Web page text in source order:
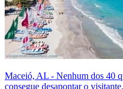
Maceió, AL - Nenhum dos 40
consegue desapontar o visitante.